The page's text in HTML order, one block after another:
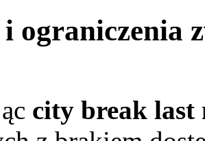
ograniczenia
city break last